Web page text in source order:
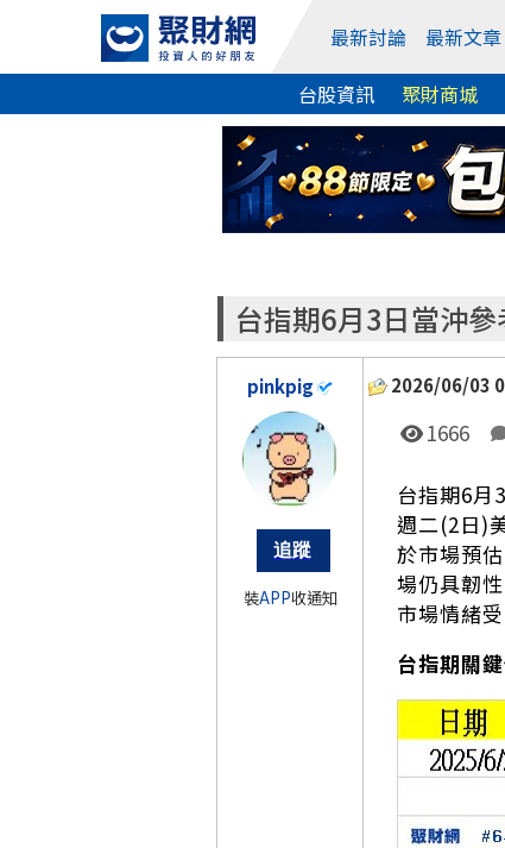
最新討論 最新文章
台股資訊
聚財商城
台指期6月3日當沖
pinkpig
裝APP收通知
2026/06/03
1666
台指期6月
週二(2日)
於市場預
場仍具韌性
市場情緒
台指期關